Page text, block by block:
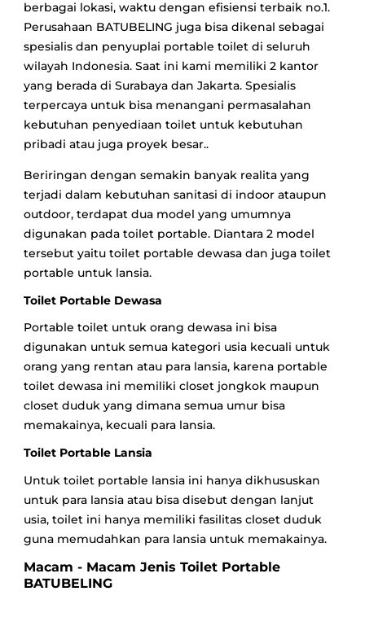
berbagai lokasi, waktu dengan efisiensi terbaik no.1.
Perusahaan BATUBELING juga bisa dikenal sebagai
spesialis dan penyuplai portable toilet di seluruh
wilayah Indonesia. Saat ini kami memiliki 2 kantor
yang berada di Surabaya dan Jakarta. Spesialis
terpercaya untuk bisa menangani permasalahan
kebutuhan penyediaan toilet untuk kebutuhan
pribadi atau juga proyek besar..
Beriringan dengan semakin banyak realita yang
terjadi dalam kebutuhan sanitasi di indoor ataupun
outdoor, terdapat dua model yang umumnya
digunakan pada toilet portable. Diantara 2 model
tersebut yaitu toilet portable dewasa dan juga toilet
portable untuk lansia.
Toilet Portable Dewasa
Portable toilet untuk orang dewasa ini bisa
digunakan untuk semua kategori usia kecuali untuk
orang yang rentan atau para lansia, karena portable
toilet dewasa ini memiliki closet jongkok maupun
closet duduk yang dimana semua umur bisa
memakainya, kecuali para lansia.
Toilet Portable Lansia
Untuk toilet portable lansia ini hanya dikhususkan
untuk para lansia atau bisa disebut dengan lanjut
usia, toilet ini hanya memiliki fasilitas closet duduk
guna memudahkan para lansia untuk memakainya.
Macam - Macam Jenis Toilet Portable
BATUBELING